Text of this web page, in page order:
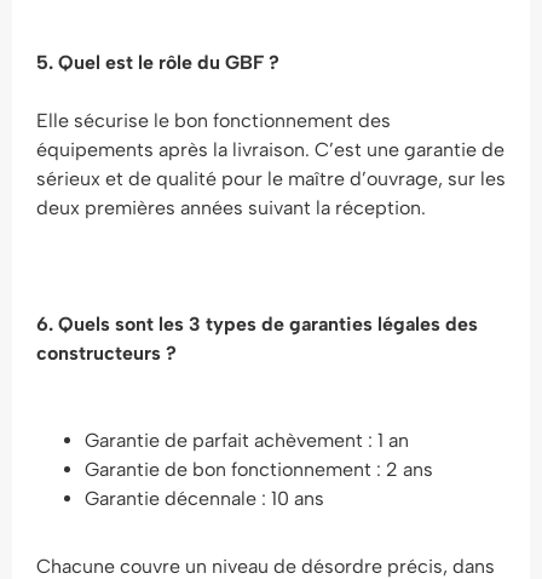
5. Quel est le rôle du GBF ?
Elle sécurise le bon fonctionnement des
équipements après la livraison. C’est une garantie de
sérieux et de qualité pour le maître d’ouvrage, sur les
deux premières années suivant la réception.
6. Quels sont les 3 types de garanties légales des
constructeurs ?
Garantie de parfait achèvement : 1 an
Garantie de bon fonctionnement : 2 ans
Garantie décennale : 10 ans
Chacune couvre un niveau de désordre précis, dans